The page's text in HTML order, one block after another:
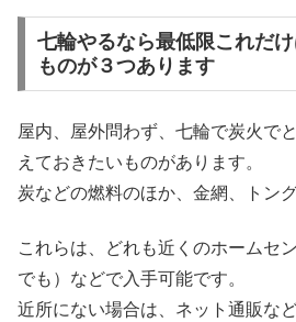
七輪やるなら最低限これだ
ものが３つあります
屋内、屋外問わず、七輪で炭火で
えておきたいものがあります。
炭などの燃料のほか、金網、トン
これらは、どれも近くのホームセ
でも）などで入手可能です。
近所にない場合は、ネット通販な